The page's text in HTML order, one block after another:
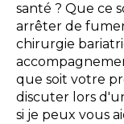
santé ? Que ce
arrêter de
chirurgie
que soit votre
discuter lors
si je peux vous